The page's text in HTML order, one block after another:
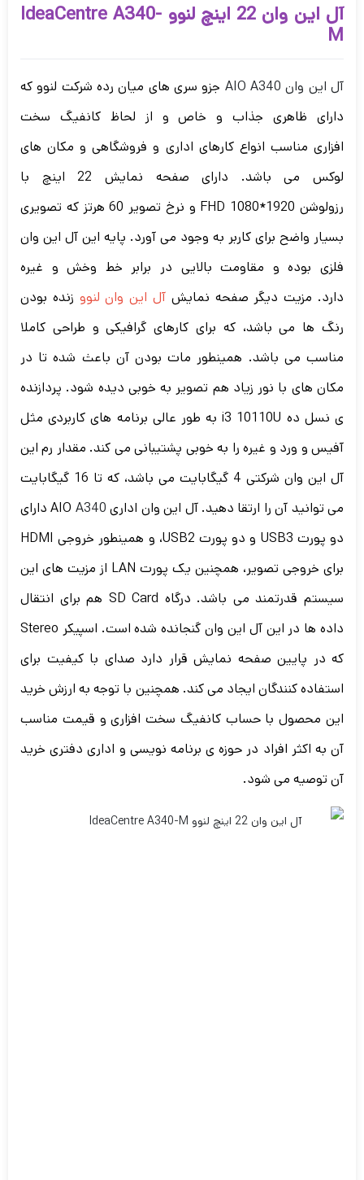
آل این وان 22 اینچ لنوو IdeaCentre A340-
M
آل این وان AIO A340
جزو سری های میان رده شرکت لنوو که
دارای ظاهری جذاب و خاص و از لحاظ کانفیگ سخت
افزاری مناسب انواع کارهای اداری و فروشگاهی و مکان های
لوکس می باشد. دارای صفحه نمایش 22 اینچ با
رزولوشن 1920*1080 FHD و نرخ تصویر 60 هرتز که تصویری
بسیار واضح برای کاربر به وجود می آورد. پایه این آل این وان
فلزی بوده و مقاومت بالایی در برابر خط وخش و غیره
دارد. مزیت دیگر صفحه نمایش آل این وان لنوو زنده بودن
رنگ ها می باشد، که برای کارهای گرافیکی و طراحی کاملا
مناسب می باشد. همینطور مات بودن آن باعث شده تا در
مکان های با نور زیاد هم تصویر به خوبی دیده شود. پردازنده
ی نسل ده i3 10110U به طور عالی برنامه های کاربردی مثل
آفیس و ورد و غیره را به خوبی پشتیبانی می کند. مقدار رم این
آل این وان شرکتی 4 گیگابایت می باشد، که تا 16 گیگابایت
می توانید آن را ارتقا دهید. آل این وان اداری AIO A340
دارای
دو پورت USB3 و دو پورت USB2، و همینطور خروجی HDMI
برای خروجی تصویر، همچنین یک پورت LAN از مزیت های این
سیستم قدرتمند می باشد. درگاه SD Card هم برای انتقال
داده ها در این آل این وان گنجانده شده است. اسپیکر Stereo
که در پایین صفحه نمایش قرار دارد صدای با کیفیت برای
استفاده کنندگان ایجاد می کند. همچنین با توجه به ارزش خرید
این محصول با حساب کانفیگ سخت افزاری و قیمت مناسب
آن به اکثر افراد در حوزه ی برنامه نویسی و اداری دفتری خرید
آن توصیه می شود.